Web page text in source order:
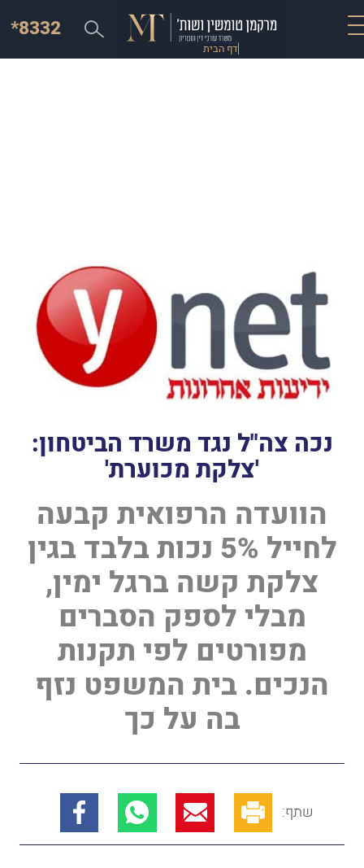
דף הבית
*8332
נכה צה"ל נגד משרד הביטחון:
'צלקת מכוערת'
הוועדה הרפואית קבעה
לחייל 5% נכות בלבד בגין
צלקת קשה ברגל ימין,
מבלי לספק הסברים
מפורטים לפי תקנות
הנכים. בית המשפט נזף
בה על כך
שתף: